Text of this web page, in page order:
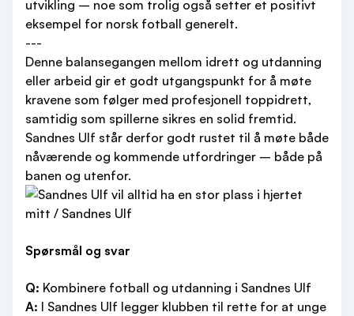
utvikling – noe som trolig også setter et positivt
eksempel for norsk fotball generelt.
---
Denne balansegangen mellom idrett og utdanning
eller arbeid gir et godt utgangspunkt for å møte
kravene som følger med profesjonell toppidrett,
samtidig som spillerne sikres en solid fremtid.
Sandnes Ulf står derfor godt rustet til å møte både
nåværende og kommende utfordringer – både på
banen og utenfor.
Spørsmål og svar
Q: Kombinere fotball og utdanning i Sandnes Ulf
A: I Sandnes Ulf legger klubben til rette for at unge